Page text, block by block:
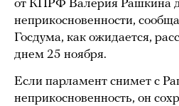
от КПРФ Валерия Рашкина
неприкосновенности,
Госдума, как ожидается,
днем 25 ноября.
Если парламент снимет с
неприкосновенность, он